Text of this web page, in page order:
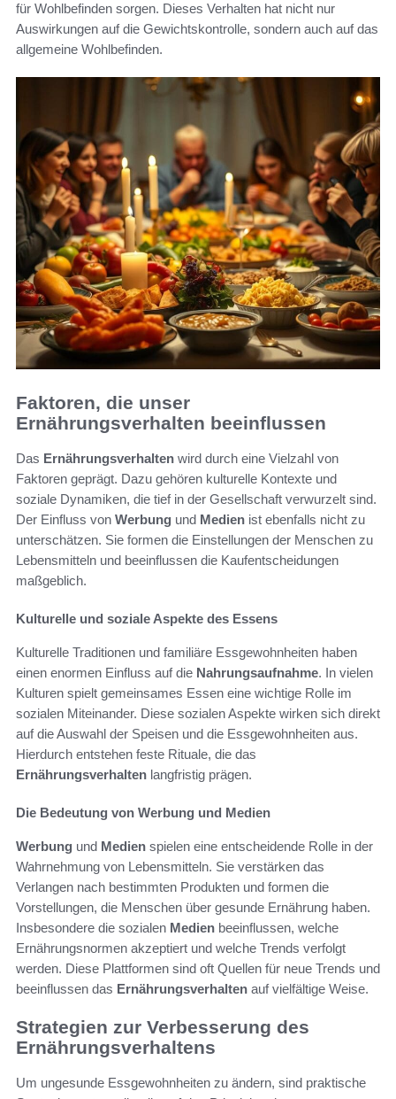
für Wohlbefinden sorgen. Dieses Verhalten hat nicht nur
Auswirkungen auf die Gewichtskontrolle, sondern auch auf das
allgemeine Wohlbefinden.
Faktoren, die unser
Ernährungsverhalten beeinflussen
Das Ernährungsverhalten wird durch eine Vielzahl von
Faktoren geprägt. Dazu gehören kulturelle Kontexte und
soziale Dynamiken, die tief in der Gesellschaft verwurzelt sind.
Der Einfluss von Werbung und Medien ist ebenfalls nicht zu
unterschätzen. Sie formen die Einstellungen der Menschen zu
Lebensmitteln und beeinflussen die Kaufentscheidungen
maßgeblich.
Kulturelle und soziale Aspekte des Essens
Kulturelle Traditionen und familiäre Essgewohnheiten haben
einen enormen Einfluss auf die Nahrungsaufnahme. In vielen
Kulturen spielt gemeinsames Essen eine wichtige Rolle im
sozialen Miteinander. Diese sozialen Aspekte wirken sich direkt
auf die Auswahl der Speisen und die Essgewohnheiten aus.
Hierdurch entstehen feste Rituale, die das
Ernährungsverhalten langfristig prägen.
Die Bedeutung von Werbung und Medien
Werbung und Medien spielen eine entscheidende Rolle in der
Wahrnehmung von Lebensmitteln. Sie verstärken das
Verlangen nach bestimmten Produkten und formen die
Vorstellungen, die Menschen über gesunde Ernährung haben.
Insbesondere die sozialen Medien beeinflussen, welche
Ernährungsnormen akzeptiert und welche Trends verfolgt
werden. Diese Plattformen sind oft Quellen für neue Trends und
beeinflussen das Ernährungsverhalten auf vielfältige Weise.
Strategien zur Verbesserung des
Ernährungsverhaltens
Um ungesunde Essgewohnheiten zu ändern, sind praktische